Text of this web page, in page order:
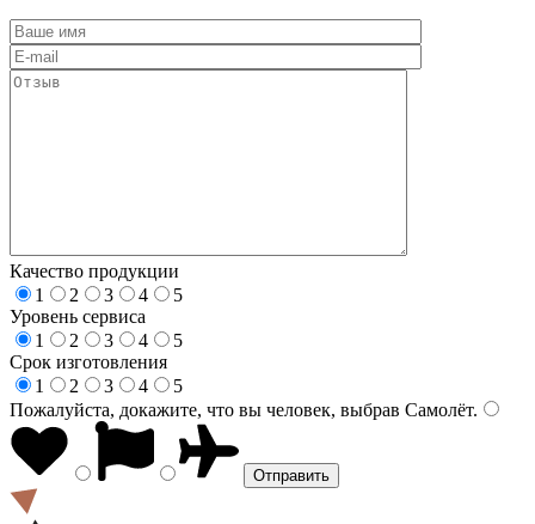
Качество продукции
1
2 3 4
5
Уровень сервиса
1
2 3 4
5
Срок изготовления
1
2 3 4
5
Пожалуйста, докажите, что вы человек, выбрав Самолёт.